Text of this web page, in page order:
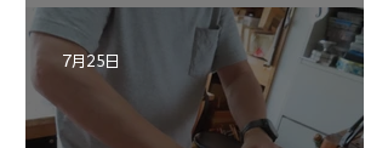
記 30
7月25日